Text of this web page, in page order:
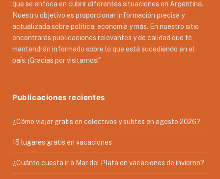
que se enfoca en cubrir diferentes situaciones en Argentina.
Nuestro objetivo es proporcionar información precisa y
actualizada sobre política, economía y más. En nuestro sitio
encontrarás publicaciones relevantes y de calidad que te
mantendrán informado sobre lo que está sucediendo en el
país. ¡Gracias por visitarnos!”
Publicaciones recientes
¿Cómo viajar gratis en colectivos y subtes en agosto 2026?
15 lugares gratis en vacaciones
¿Cuánto cuesta ir a Mar del Plata en vacaciones de invierno?